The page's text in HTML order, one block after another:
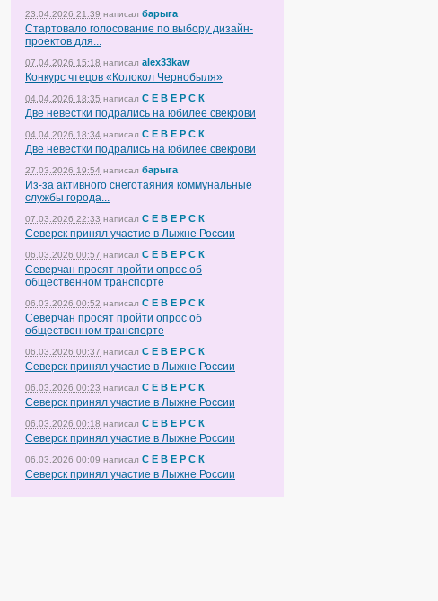
23.04.2026 21:39 написал барыга
Стартовало голосование по выбору дизайн-
проектов для...
07.04.2026 15:18 написал alex33kaw
Конкурс чтецов «Колокол Чернобыля»
04.04.2026 18:35 написал С Е В Е Р С К
Две невестки подрались на юбилее свекрови
04.04.2026 18:34 написал С Е В Е Р С К
Две невестки подрались на юбилее свекрови
27.03.2026 19:54 написал барыга
Из-за активного снеготаяния коммунальные
службы города...
07.03.2026 22:33 написал С Е В Е Р С К
Северск принял участие в Лыжне России
06.03.2026 00:57 написал С Е В Е Р С К
Северчан просят пройти опрос об
общественном транспорте
06.03.2026 00:52 написал С Е В Е Р С К
Северчан просят пройти опрос об
общественном транспорте
06.03.2026 00:37 написал С Е В Е Р С К
Северск принял участие в Лыжне России
06.03.2026 00:23 написал С Е В Е Р С К
Северск принял участие в Лыжне России
06.03.2026 00:18 написал С Е В Е Р С К
Северск принял участие в Лыжне России
06.03.2026 00:09 написал С Е В Е Р С К
Северск принял участие в Лыжне России